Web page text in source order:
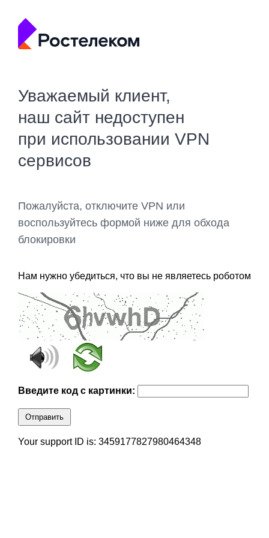
Уважаемый клиент,
наш сайт недоступен
при использовании VPN
сервисов
Пожалуйста, отключите VPN или
воспользуйтесь формой ниже для обхода
блокировки
Нам нужно убедиться, что вы не являетесь роботом
Введите код с картинки:
Отправить
Your support ID is: 3459177827980464348